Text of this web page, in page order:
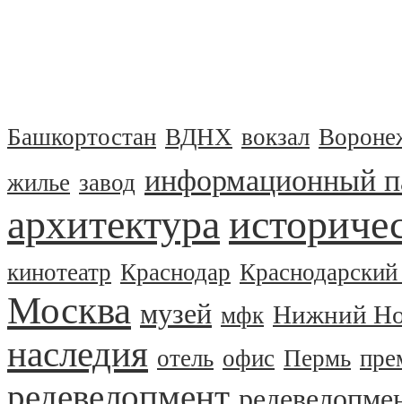
Башкортостан ВДНХ вокзал
жилье завод информационный
архитектура
кинотеатр Краснодар
Москва музей мфк Нижний
наследия отель офис Пермь
редевелопмент